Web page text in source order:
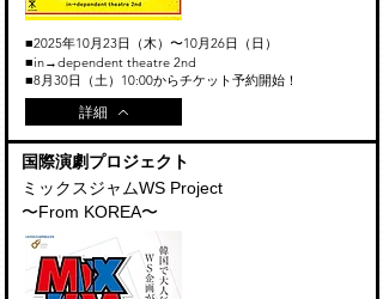
■2025年10月23日（木）〜10月26日（日）
■in→dependent theatre 2nd
​■8月30日（土）10:00からチケット予約開始！
詳細
​国際演劇プロジェクト
ミックスジャムWS Project
〜From KOREA〜